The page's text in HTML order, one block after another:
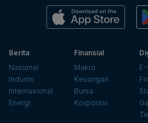
Berita
Nasional
Industri
Internasional
Energi
Finansial
Makro
Keuangan
Bursa
Korporasi